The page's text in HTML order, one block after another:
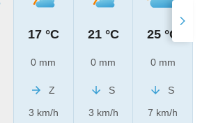
17 °C
0 mm
Z
3 km/h
21 °C
0 mm
S
3 km/h
25 °C
0 mm
S
7 km/h